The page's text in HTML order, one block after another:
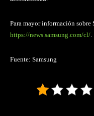
Para mayor información sobre
https://news.samsung.com/cl/.
Fuente: Samsung